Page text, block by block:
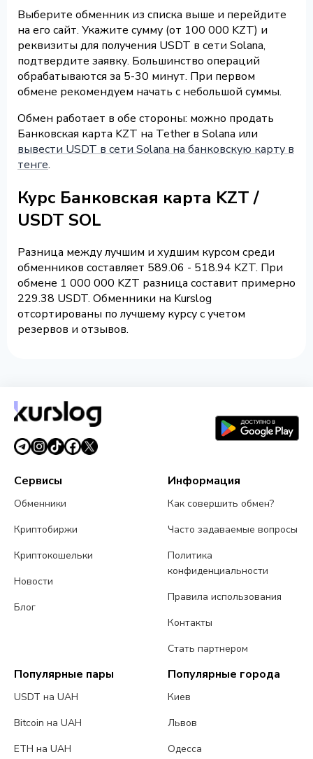
Выберите обменник из списка выше и перейдите
на его сайт. Укажите сумму (от 100 000 KZT) и
реквизиты для получения USDT в сети Solana,
подтвердите заявку. Большинство операций
обрабатываются за 5-30 минут. При первом
обмене рекомендуем начать с небольшой суммы.
Обмен работает в обе стороны: можно продать
Банковская карта KZT на Tether в Solana или
вывести USDT в сети Solana на банковскую карту в
тенге.
Курс Банковская карта KZT /
USDT SOL
Разница между лучшим и худшим курсом среди
обменников составляет 589.06 - 518.94 KZT. При
обмене 1 000 000 KZT разница составит примерно
229.38 USDT. Обменники на Kurslog
отсортированы по лучшему курсу с учетом
резервов и отзывов.
Сервисы
Обменники
Криптобиржи
Криптокошельки
Новости
Блог
Информация
Как совершить обмен?
Часто задаваемые вопросы
Политика
конфиденциальности
Правила использования
Контакты
Стать партнером
Популярные пары
USDT на UAH
Bitcoin на UAH
ETH на UAH
Популярные города
Киев
Львов
Одесса